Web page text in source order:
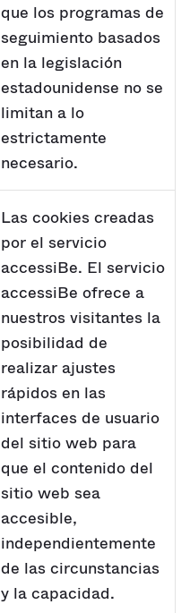
que los programas de
seguimiento basados
en la legislación
estadounidense no se
limitan a lo
estrictamente
necesario.
Las cookies creadas
por el servicio
accessiBe. El servicio
accessiBe ofrece a
nuestros visitantes la
posibilidad de
realizar ajustes
rápidos en las
interfaces de usuario
del sitio web para
que el contenido del
sitio web sea
accesible,
independientemente
de las circunstancias
y la capacidad.